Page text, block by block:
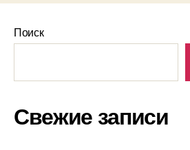
Поиск
Свежие записи